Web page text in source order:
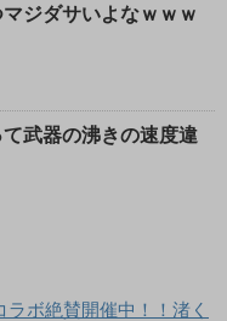
ジダサいよなｗｗｗ
て武器の沸きの速度違
ラボ絶賛開催中！！渚く